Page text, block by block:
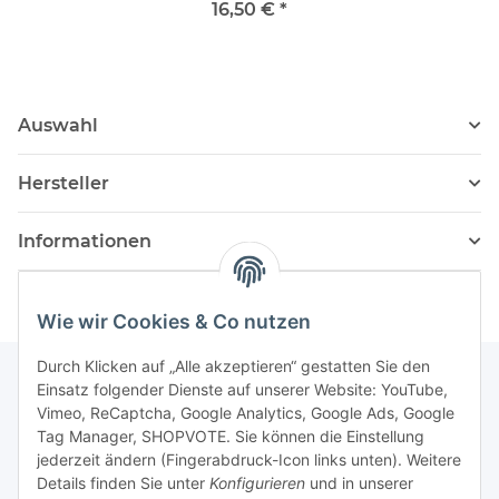
Wie wir Cookies & Co nutzen
Durch Klicken auf „Alle akzeptieren“ gestatten Sie den
Einsatz folgender Dienste auf unserer Website: YouTube,
Vimeo, ReCaptcha, Google Analytics, Google Ads, Google
Tag Manager, SHOPVOTE. Sie können die Einstellung
jederzeit ändern (Fingerabdruck-Icon links unten). Weitere
Details finden Sie unter Konfigurieren und in unserer
16,50 € *
Auswahl
Hersteller
Informationen
Newsletter Abonnieren
Bitte senden Sie mir entsprechend Ihrer